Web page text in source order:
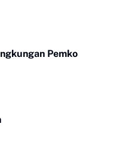
Pemko